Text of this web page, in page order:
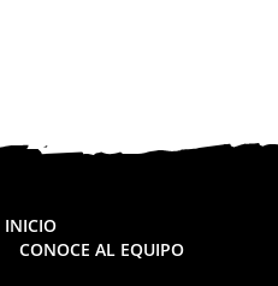
INICIO
CONOCE AL EQUIPO